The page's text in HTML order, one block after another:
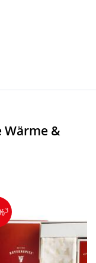
Wärme &
3